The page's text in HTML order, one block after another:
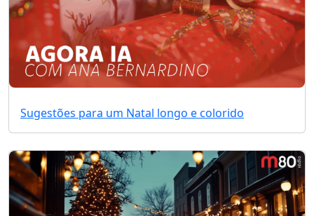
Sugestões para um Natal longo e colorido